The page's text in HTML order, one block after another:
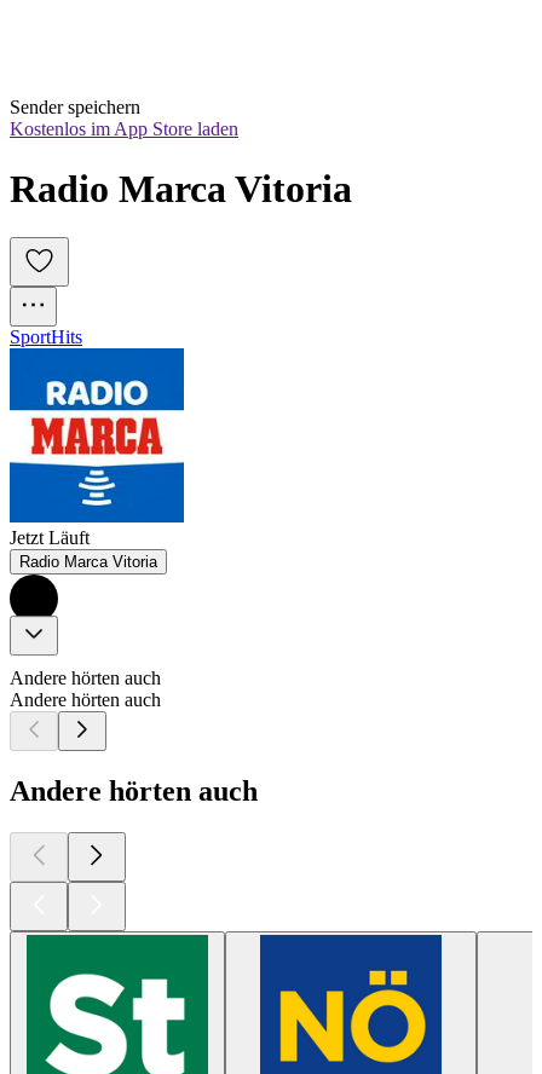
Sender speichern
Kostenlos im App Store laden
Radio Marca Vitoria
SportHits
Jetzt Läuft
Radio Marca Vitoria
Andere hörten auch
Andere hörten auch
Andere hörten auch